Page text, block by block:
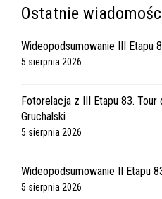
Ostatnie
Wideopodsumowanie III Etapu
5 sierpnia 2026
Fotorelacja z III Etapu 83.
Gruchalski
5 sierpnia 2026
Wideopodsumowanie II Etapu
5 sierpnia 2026